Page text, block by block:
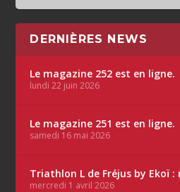
DERNIÈRES NEWS
Le magazine 252 est en ligne.
lundi 22 juin 2026
Le magazine 251 est en ligne.
samedi 16 mai 2026
Triathlon L de Fréjus by Ekoï :
mercredi 1 avril 2026